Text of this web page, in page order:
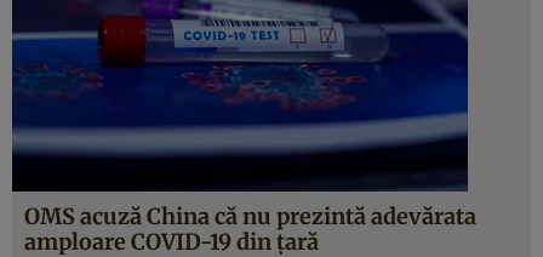
OMS acuză China că nu prezintă adevărata
amploare COVID-19 din țară